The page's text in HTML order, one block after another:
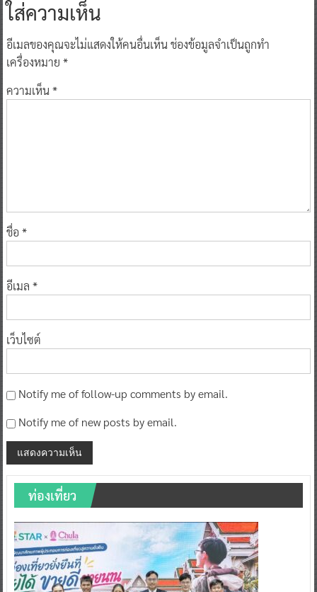
ใส่ความเห็น
อีเมลของคุณจะไม่แสดงให้คนอื่นเห็นช่องข้อมูลจำเป็นถูกทำ
เครื่องหมาย *
ความเห็น*
ชื่อ *
อีเมล *
เว็บไซต์
Notify me of follow-up comments by email.
Notify me of new posts by email.
ท่องเที่ยว